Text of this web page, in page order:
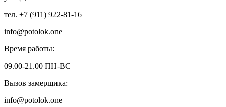
тел. +7 (911) 922-81-16
info@potolok.one
Время работы:
09.00-21.00 ПН-ВС
Вызов замерщика:
info@potolok.one